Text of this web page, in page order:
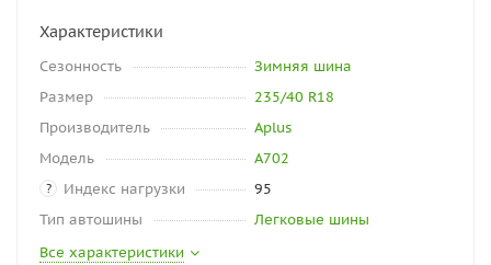
Характеристики
Сезонность
Зимняя шина
Размер
235/40 R18
Производитель
Aplus
Модель
A702
? Индекс нагрузки
95
Тип автошины
Легковые шины
Все характеристики